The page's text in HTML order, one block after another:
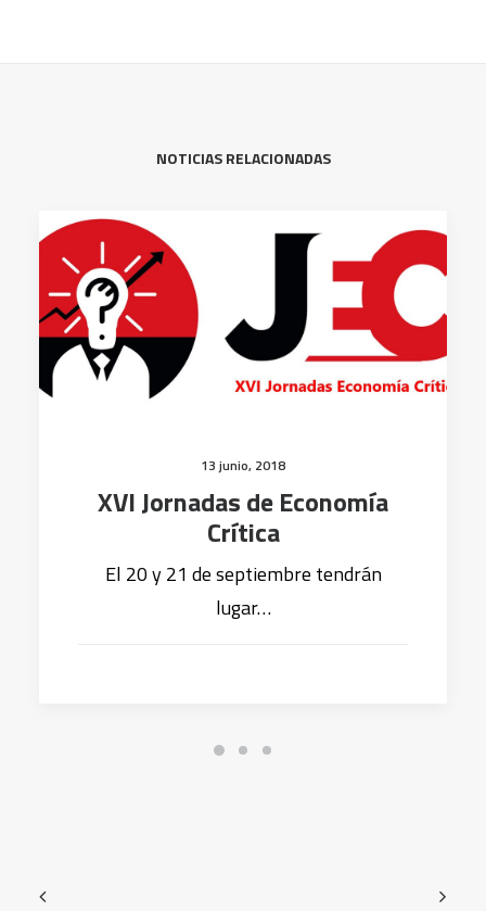
NOTICIAS RELACIONADAS
13 junio, 2018
XVI Jornadas de Economía
Crítica
El 20 y 21 de septiembre tendrán
lugar…